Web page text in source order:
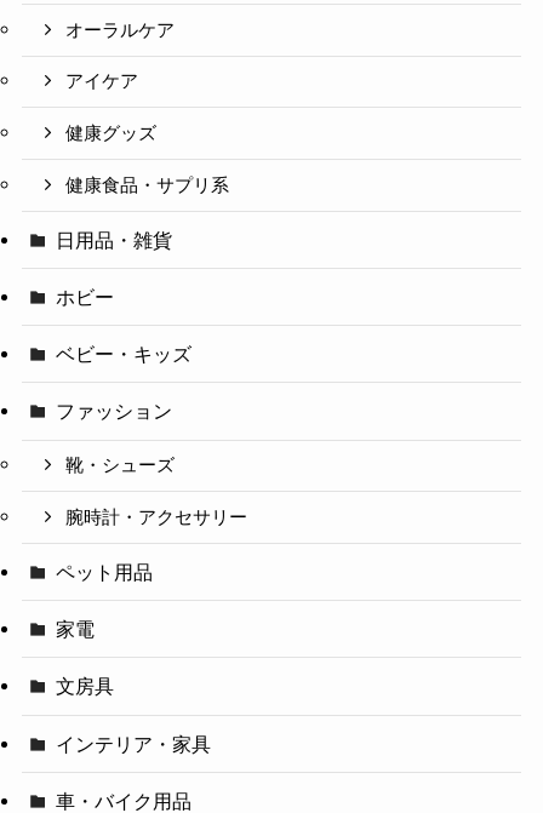
オーラルケア
アイケア
健康グッズ
健康食品・サプリ系
日用品・雑貨
ホビー
ベビー・キッズ
ファッション
靴・シューズ
腕時計・アクセサリー
ペット用品
家電
文房具
インテリア・家具
車・バイク用品